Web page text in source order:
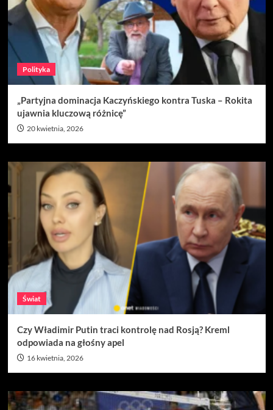
Polityka
„Partyjna dominacja Kaczyńskiego kontra Tuska – Rokita
ujawnia kluczową różnicę”
20 kwietnia, 2026
Świat
Czy Władimir Putin traci kontrolę nad Rosją? Kreml
odpowiada na głośny apel
16 kwietnia, 2026